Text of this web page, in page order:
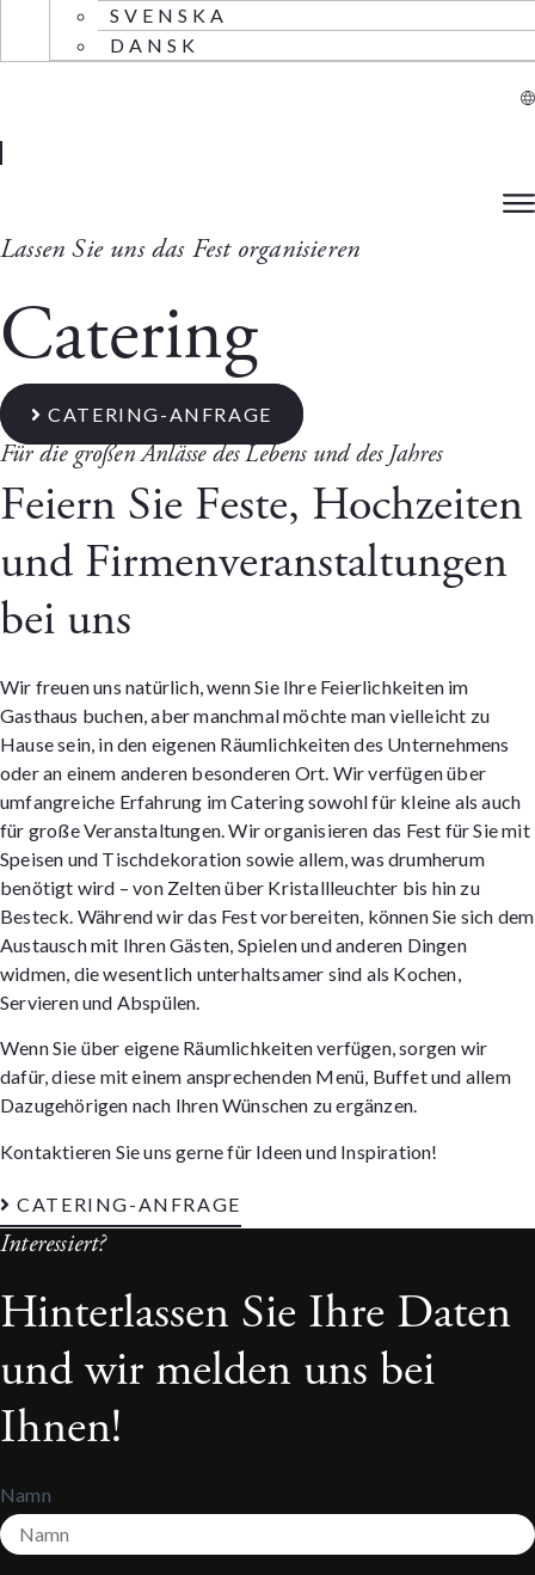
SVENSKA
DANSK
Lassen Sie uns das Fest organisieren
Catering
CATERING-ANFRAGE
Für die großen Anlässe des Lebens und des Jahres
Feiern Sie Feste, Hochzeiten
und Firmenveranstaltungen
bei uns
Wir freuen uns natürlich, wenn Sie Ihre Feierlichkeiten im
Gasthaus buchen, aber manchmal möchte man vielleicht zu
Hause sein, in den eigenen Räumlichkeiten des Unternehmens
oder an einem anderen besonderen Ort. Wir verfügen über
umfangreiche Erfahrung im Catering sowohl für kleine als auch
für große Veranstaltungen. Wir organisieren das Fest für Sie mit
Speisen und Tischdekoration sowie allem, was drumherum
benötigt wird – von Zelten über Kristallleuchter bis hin zu
Besteck. Während wir das Fest vorbereiten, können Sie sich dem
Austausch mit Ihren Gästen, Spielen und anderen Dingen
widmen, die wesentlich unterhaltsamer sind als Kochen,
Servieren und Abspülen.
Wenn Sie über eigene Räumlichkeiten verfügen, sorgen wir
dafür, diese mit einem ansprechenden Menü, Buffet und allem
Dazugehörigen nach Ihren Wünschen zu ergänzen.
Kontaktieren Sie uns gerne für Ideen und Inspiration!
CATERING-ANFRAGE
Interessiert?
Hinterlassen Sie Ihre Daten
und wir melden uns bei
Ihnen!
Namn